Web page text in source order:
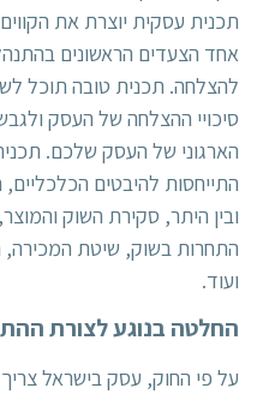
תכנית עסקית יוצרת את
אחד הצעדים הראשונים
להצלחה. תכנית טובה תוכל
סיכויי ההצלחה של העסק
הארגוני של העסק שלכם.
התייחסות להיבטים
ובין היתר, סקירת השוק
התחרות בשוק, שיטת המכירה,
ועוד.
החלטה בנוגע לצורת
על פי החוק, עסק בישראל